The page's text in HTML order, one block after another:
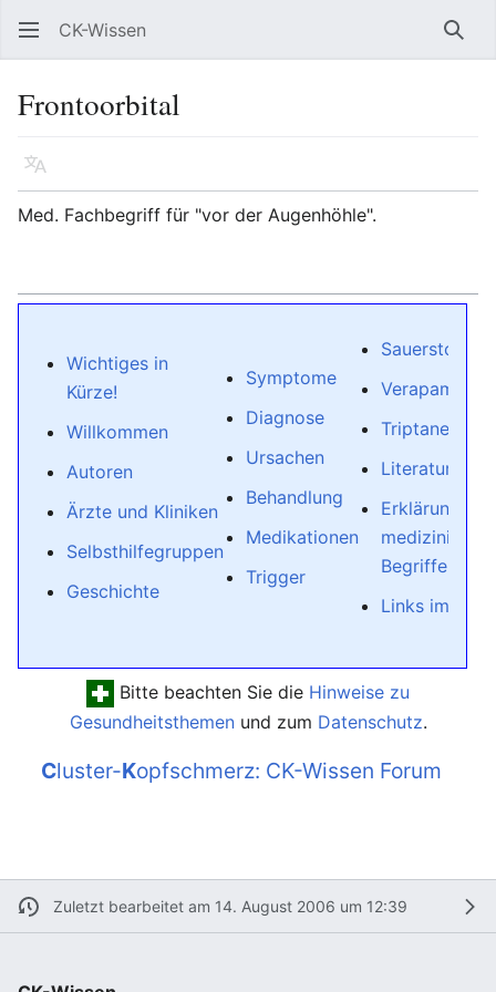
CK-Wissen
Frontoorbital
Sprache
Med. Fachbegriff für "vor der Augenhöhle".
Wichtiges in
Kürze!
Willkommen
Autoren
Ärzte und Kliniken
Selbsthilfegruppen
Geschichte
Symptome
Diagnose
Ursachen
Behandlung
Medikationen
Trigger
Sauerstoff
Verapamil
Triptane
Erklärung
medizinischer
Begriffe
Links im
Bitte beachten Sie die Hinweise zu
Gesundheitsthemenund zum Datenschutz.
Cluster-Kopfschmerz: CK-Wissen Forum
Zuletzt bearbeitet am 14. August 2006 um 12:39